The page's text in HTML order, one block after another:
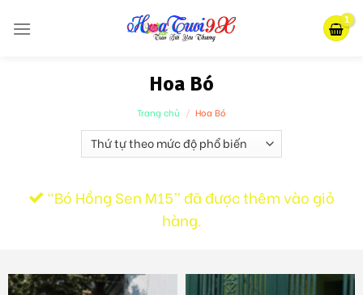
Hoa Bó
Trang chủ / Hoa Bó
“Bó Hồng Sen M15” đã được thêm vào giỏ
hàng.